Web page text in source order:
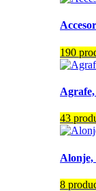
190
43
Alonje,
8